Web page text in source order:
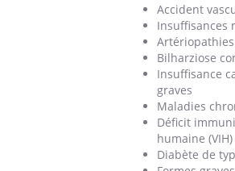
Accident
Insuffisances
Bilharziose
Insuffisance
graves
Maladies
Déficit
humaine (VIH)
Diabète de
Diabète & Ramadan
Le Ramadan approche,
nombreuses personnes
diabète, c'est une